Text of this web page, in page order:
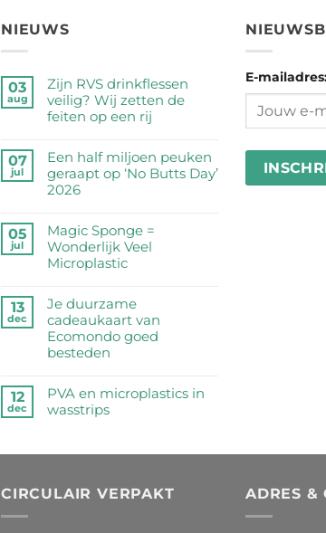
NIEUWS
03
aug
Zijn RVS drinkflessen
veilig? Wij zetten de
feiten op een rij
reacties
op
Zijn
veilig?
Wij
zetten
feiten
op
een
rij
07
jul
Een half miljoen peuken
geraapt op ‘No Butts Day’
2026
reacties
op
Een
peuken
geraapt
op
‘No
Day’
2026
05
jul
Magic Sponge =
Wonderlijk Veel
Microplastic
reacties
op
Magic
Sponge
Veel
Microplastic
13
dec
Je duurzame
cadeaukaart van
Ecomondo goed
besteden
reacties
op
cadeaukaart
Ecomondo
12
dec
PVA en microplastics in
wasstrips
en
E-
CIRCULAIR VERPAKT ADRES &